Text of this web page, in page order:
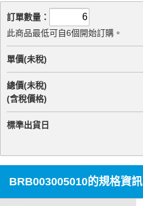
訂單數量：
此商品最低可自6個開始訂購。
單價(未稅)
總價(未稅)
(含稅價格)
標準出貨日
BRB003005010的規格資訊